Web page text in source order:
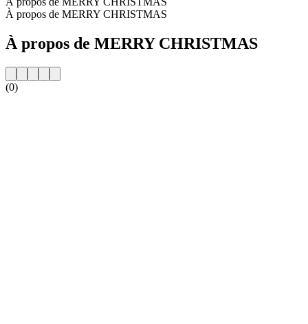
À propos de MERRY CHRISTMAS
À propos de MERRY CHRISTMAS
(0)